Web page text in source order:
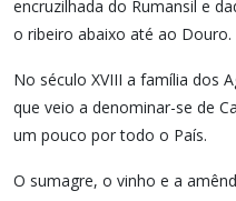
encruzilhada do Rumansil e
o ribeiro abaixo até ao Douro.
No século XVIII a família dos
que veio a denominar-se de
um pouco por todo o País.
O sumagre, o vinho e a